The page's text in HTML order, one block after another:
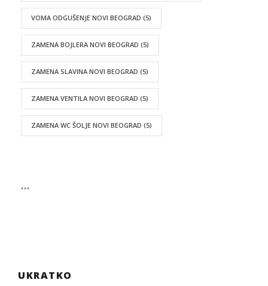
VOMA ODGUŠENJE NOVI BEOGRAD (5)
ZAMENA BOJLERA NOVI BEOGRAD (5)
ZAMENA SLAVINA NOVI BEOGRAD (5)
ZAMENA VENTILA NOVI BEOGRAD (5)
ZAMENA WC ŠOLJE NOVI BEOGRAD (5)
…
UKRATKO